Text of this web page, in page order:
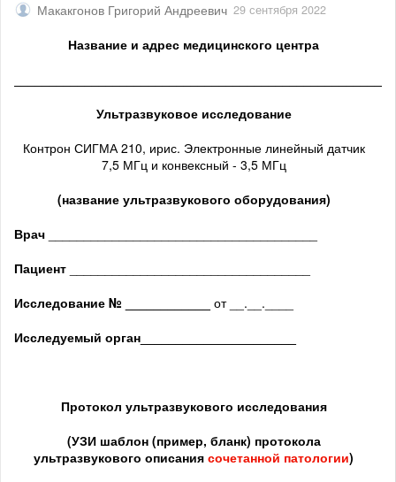
Макакгонов Григорий Андреевич 29 сентября 2022
Название и адрес медицинского центра
Ультразвуковое исследование
Контрон СИГМА 210, ирис. Электронные линейный датчик
7,5 МГц и конвексный - 3,5 МГц
(название ультразвукового оборудования)
Врач
Пациент
Исследование № ____________ от __.__.____
Исследуемый орган
Протокол ультразвукового исследования
(УЗИ шаблон (пример, бланк) протокола
ультразвукового описания сочетанной патологии)